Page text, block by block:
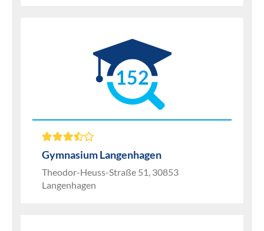
152
Gymnasium Langenhagen
Theodor-Heuss-Straße 51, 30853
Langenhagen